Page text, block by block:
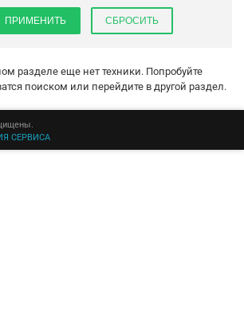
разделе еще нет техники. Попробуйте
поиском или перейдите в другой раздел.
СЕРВИСА
сайтов в Москве и России